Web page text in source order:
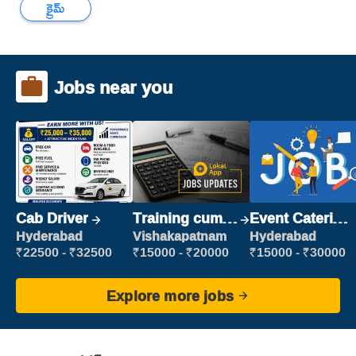
క్రైమ్
Jobs near you
Cab Driver
Hyderabad
₹22500 - ₹32500
Training cum
Placement
Vishakapatnam
₹15000 - ₹20000
Event Catering
Staff
Hyderabad
₹15000 - ₹30000
Explore more jobs